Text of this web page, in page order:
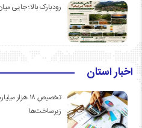
رودبارک بالا؛ جایی
اخبار استان
تخصیص ۱۸
زیرساخت‌ها